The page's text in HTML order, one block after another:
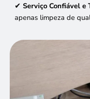
✔ Serviço Confiável e
apenas limpeza de